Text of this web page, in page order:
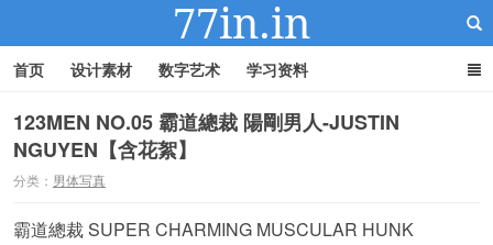
首页 设计素材 数字艺术 学习资料
123MEN NO.05 霸道總裁 陽剛男人-JUSTIN
NGUYEN【含花絮】
分类： 男体写真
霸道總裁 SUPER CHARMING MUSCULAR HUNK